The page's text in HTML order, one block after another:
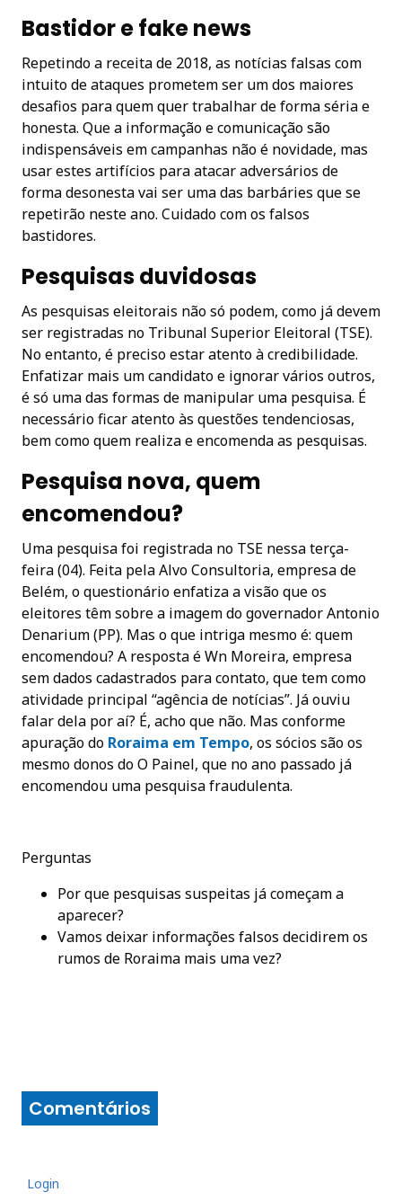
Bastidor e fake news
Repetindo a receita de 2018, as notícias falsas com
intuito de ataques prometem ser um dos maiores
desafios para quem quer trabalhar de forma séria e
honesta. Que a informação e comunicação são
indispensáveis em campanhas não é novidade, mas
usar estes artifícios para atacar adversários de
forma desonesta vai ser uma das barbáries que se
repetirão neste ano. Cuidado com os falsos
bastidores.
Pesquisas duvidosas
As pesquisas eleitorais não só podem, como já devem
ser registradas no Tribunal Superior Eleitoral (TSE).
No entanto, é preciso estar atento à credibilidade.
Enfatizar mais um candidato e ignorar vários outros,
é só uma das formas de manipular uma pesquisa. É
necessário ficar atento às questões tendenciosas,
bem como quem realiza e encomenda as pesquisas.
Pesquisa nova, quem
encomendou?
Uma pesquisa foi registrada no TSE nessa terça-
feira (04). Feita pela Alvo Consultoria, empresa de
Belém, o questionário enfatiza a visão que os
eleitores têm sobre a imagem do governador Antonio
Denarium (PP). Mas o que intriga mesmo é: quem
encomendou? A resposta é Wn Moreira, empresa
sem dados cadastrados para contato, que tem como
atividade principal “agência de notícias”. Já ouviu
falar dela por aí? É, acho que não. Mas conforme
apuração do Roraima em Tempo, os sócios são os
mesmo donos do O Painel, que no ano passado já
encomendou uma pesquisa fraudulenta.
Perguntas
Por que pesquisas suspeitas já começam a
aparecer?
Vamos deixar informações falsos decidirem os
rumos de Roraima mais uma vez?
Comentários
Login